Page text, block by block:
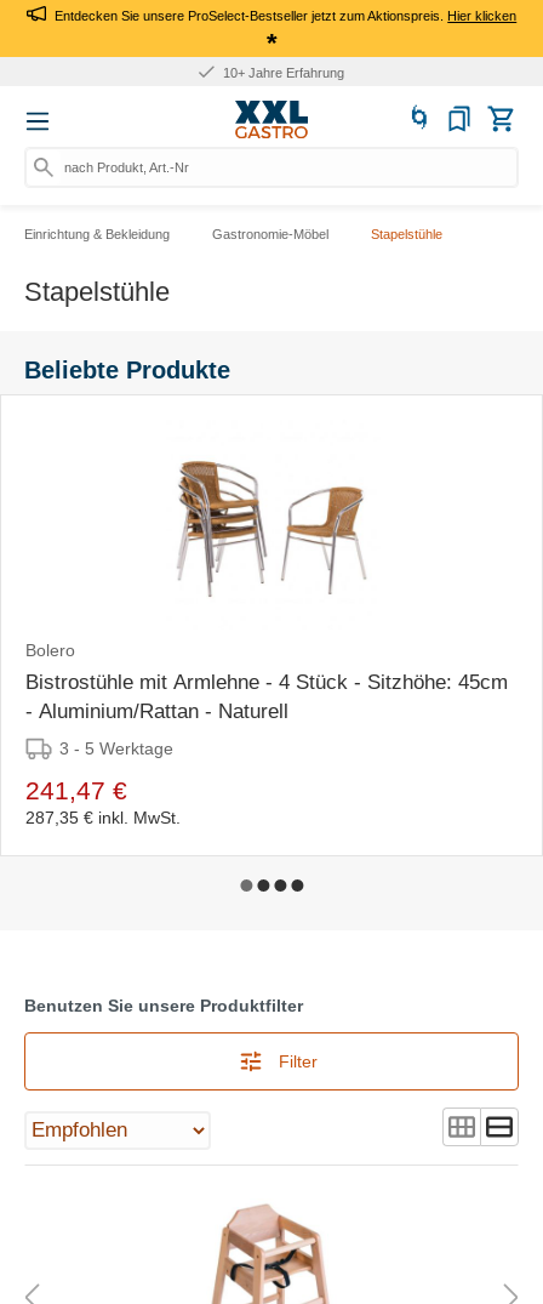
Entdecken Sie unsere ProSelect-Bestseller jetzt zum Aktionspreis.Hier klicken
*
Für Firmen: Kauf auf Rechnung
nach Produkt, Art.-Nr., Marke s
Einrichtung & Bekleidung Gastronomie-Möbel Stapelstühle
Stapelstühle
Beliebte Produkte
Bolero
Bistrostühle mit Armlehne - 4 Stück - Sitzhöhe: 45cm
- Aluminium/Rattan - Naturell
3 - 5 Werktage
241,47 €
287,35 € inkl. MwSt.
Benutzen Sie unsere Produktfilter
Filter